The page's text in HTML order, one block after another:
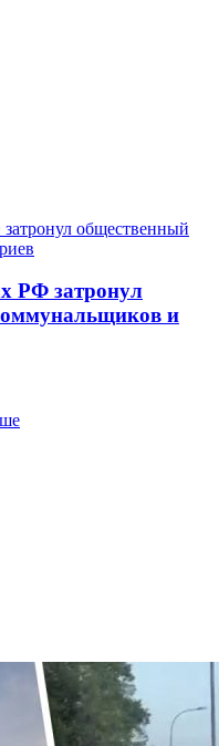
РФ затронул
и